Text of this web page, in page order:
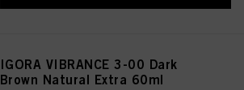
IGORA VIBRANCE 3-00 Dark
Brown Natural Extra 60ml